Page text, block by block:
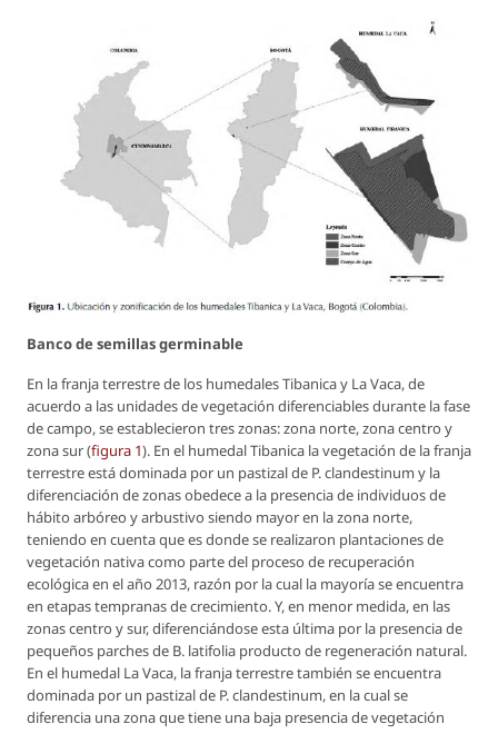
Banco de semillas germinable
En la franja terrestre de los humedales Tibanica y La Vaca, de
acuerdo a las unidades de vegetación diferenciables durante la fase
de campo, se establecieron tres zonas: zona norte, zona centro y
zona sur (figura 1). En el humedal Tibanica la vegetación de la franja
terrestre está dominada por un pastizal de P. clandestinum y la
diferenciación de zonas obedece a la presencia de individuos de
hábito arbóreo y arbustivo siendo mayor en la zona norte,
teniendo en cuenta que es donde se realizaron plantaciones de
vegetación nativa como parte del proceso de recuperación
ecológica en el año 2013, razón por la cual la mayoría se encuentra
en etapas tempranas de crecimiento. Y, en menor medida, en las
zonas centro y sur, diferenciándose esta última por la presencia de
pequeños parches de B. latifolia producto de regeneración natural.
En el humedal La Vaca, la franja terrestre también se encuentra
dominada por un pastizal de P. clandestinum, en la cual se
diferencia una zona que tiene una baja presencia de vegetación